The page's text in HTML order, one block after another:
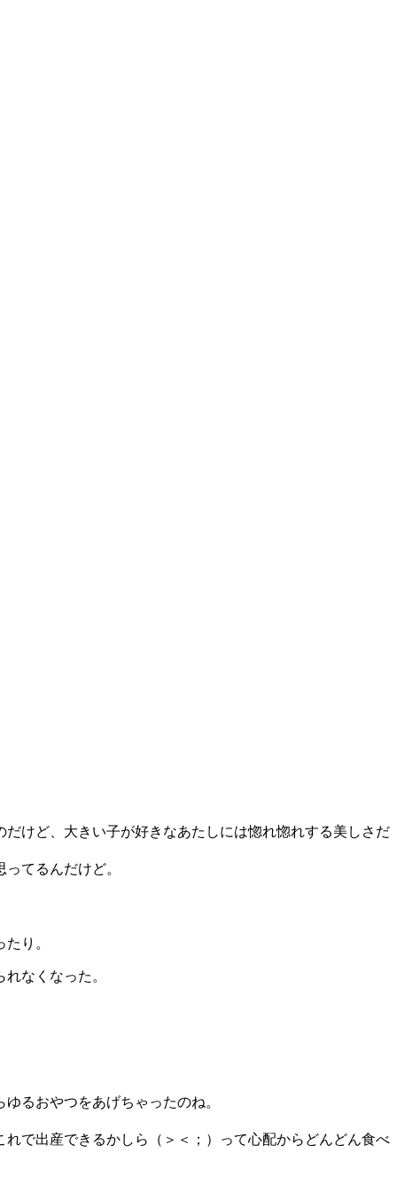
けど、大きい子が好きなあたしには惚れ惚れする美しさだ
てるんだけど。
り。
なくなった。
るおやつをあげちゃったのね。
で出産できるかしら（＞＜；）って心配からどんどん食べ